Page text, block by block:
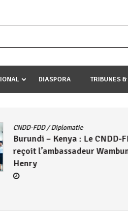
canke igihugu cakwibarutse
DIASPORA TRIBUNES
/East African Community
/Société/ UA
Évariste
échange avec
Issoufou sur les